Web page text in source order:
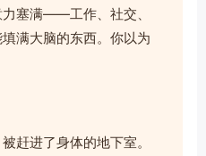
塞满——工作、社交、
满大脑的东西。你以为
赶进了身体的地下室。